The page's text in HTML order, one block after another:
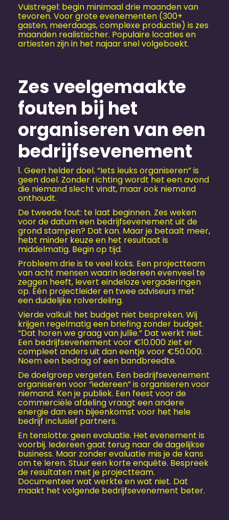
Vuistregel: begin minimaal drie maanden van
tevoren. Voor grote evenementen (300+
gasten, meerdaags, complexe productie) is zes
maanden realistischer. Populaire locaties en
artiesten zijn in het najaar snel volgeboekt.
Zes veelgemaakte
fouten bij het
organiseren van een
bedrijfs­evenement
1. Geen helder doel. “Iets leuks organiseren” is
geen doel. Zonder richting wordt het een avond
die niemand slecht vindt, maar ook niemand
onthoudt.
De tweede fout: te laat beginnen. Zes weken
voor de datum een bedrijfs­evenement uit de
grond stampen? Dat kan. Maar je betaalt meer,
hebt minder keuze en het resultaat is
middelmatig. Begin op tijd.
Probleem drie is te veel koks. Een projectteam
van acht mensen waarin iedereen evenveel te
zeggen heeft, levert eindeloze vergaderingen
op. Één projectleider en twee adviseurs met
een duidelijke rolverdeling.
Vierde valkuil: het budget niet bespreken. Wij
krijgen regelmatig een briefing zonder budget.
“Dat horen we graag van jullie.” Dat werkt niet.
Een bedrijfs­evenement voor €10.000 ziet er
compleet anders uit dan eentje voor €50.000.
Noem een bedrag of een bandbreedte.
De doelgroep vergeten. Een bedrijfs­evenement
organiseren voor “iedereen” is organiseren voor
niemand. Ken je publiek. Een feest voor de
commerciële afdeling vraagt een andere
energie dan een bijeenkomst voor het hele
bedrijf inclusief partners.
En tenslotte: geen evaluatie. Het evenement is
voorbij. Iedereen gaat terug naar de dagelijkse
business. Maar zonder evaluatie mis je de kans
om te leren. Stuur een korte enquête. Bespreek
de resultaten met je projectteam.
Documenteer wat werkte en wat niet. Dat
maakt het volgende bedrijfs­evenement beter.